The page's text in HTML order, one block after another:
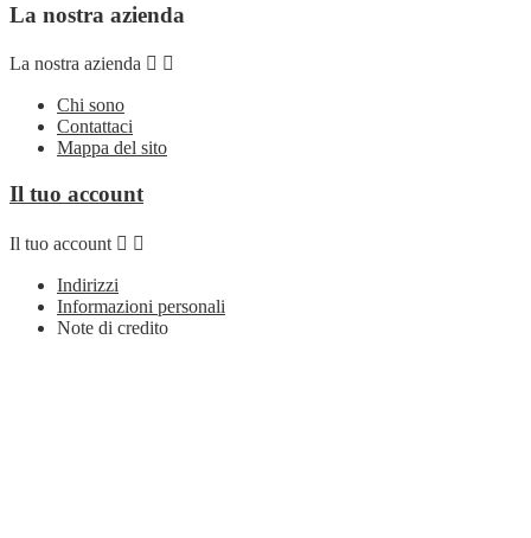
La nostra azienda
La nostra azienda  
Chi sono
Contattaci
Mappa del sito
Il tuo account
Il tuo account  
Indirizzi
Informazioni personali
Note di credito